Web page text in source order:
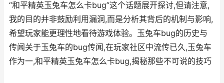
“和平精英玉兔车怎么卡bug”这个话题展开探讨,但请注意,
我的目的并非鼓励利用漏洞,而是分析其背后的机制与影响,
希望玩家能更理性地看待游戏体验。玉兔车bug的历史与
传闻关于玉兔车的bug传闻,在玩家社区中流传已久,玉兔车
作为一,和平精英玉兔车怎么卡bug,揭秘那些不可说的技巧